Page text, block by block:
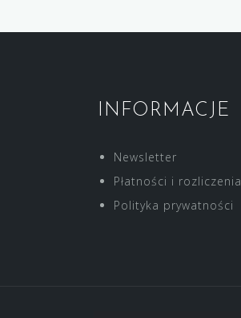
INFORMACJE
Newsletter
Płatności i rozliczenia
Polityka prywatności